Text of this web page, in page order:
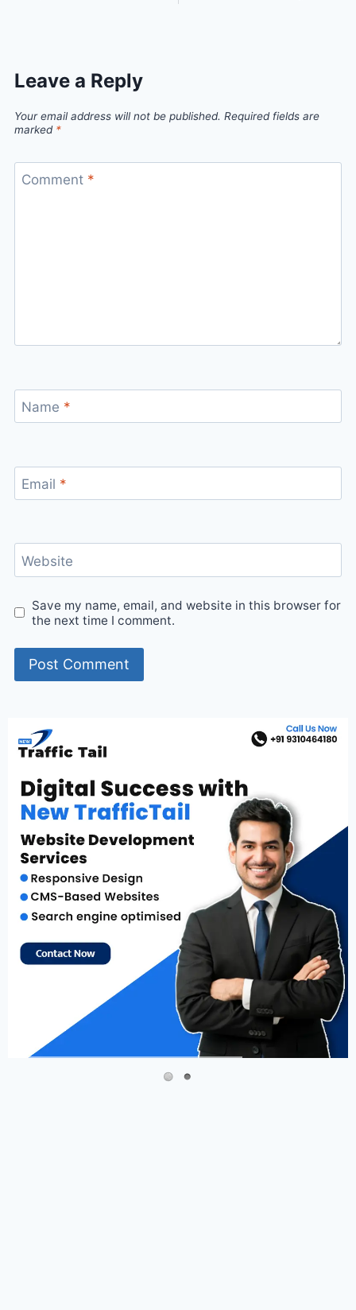
Leave a Reply
Your email address will not be published. Required fields are
marked *
Comment *
Name *
Email *
Website
Save my name, email, and website in this browser for
the next time I comment.